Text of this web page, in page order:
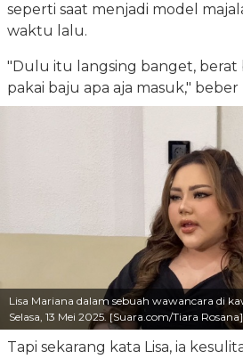
seperti saat menjadi model
waktu lalu.
"Dulu itu langsing banget, berat
pakai baju apa aja masuk," beber
Lisa Mariana dalam sebuah wawancara di
Selasa, 13 Mei 2025. [Suara.com/Tiara Rosana]
Tapi sekarang kata Lisa, ia